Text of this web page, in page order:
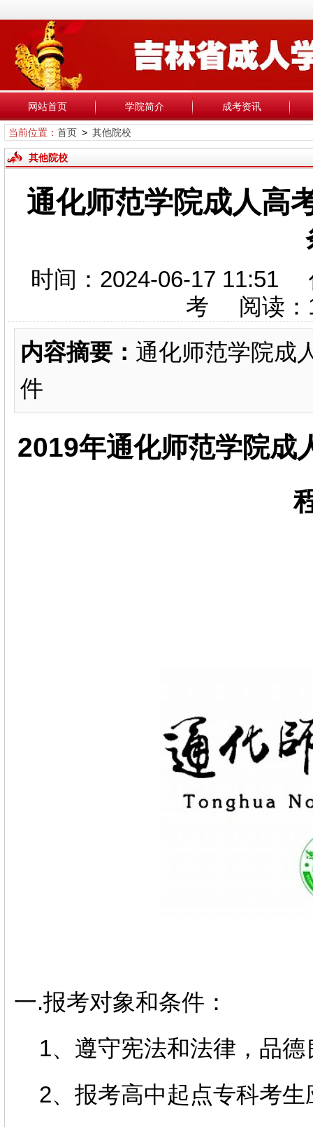
网站首页 学院简介 成考资讯
当前位置： 首页> 其他院校
其他院校
通化师范学院成人高
时间：2024-06-17
考 阅读：
内容摘要： 通化师范学院成
件
2019年通化师范学院成
一.报考对象和条件：
1、遵守宪法和法律，品德
2、报考高中起点专科考生